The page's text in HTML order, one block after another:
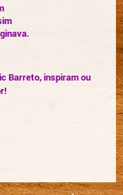
Barreto, inspiram ou